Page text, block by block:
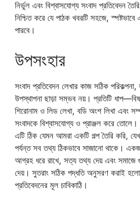
নির্ভুল এবং বিশ্বাসযোগ্য সংবাদ প্রতিবেদন
নিশ্চিত করে যে পাঠক খবরটি সহজে, স্পষ্টভাবে
পারবে।
উপসংহার
সংবাদ প্রতিবেদন লেখার কাজ সঠিক
উপস্থাপনা ছাড়া সম্ভব নয়। প্রতিটি
শিরোনাম ও লিড লেখা, বডি অংশ লিখা এবং
সংবাদকে বিশ্বাসযোগ্য ও প্রাঞ্জল করে তোলে।
এটি ঠিক যেমন আমরা একটি গল্প তৈরি করি,
পর্যন্ত সব তথ্য ঠিকভাবে সাজানো থাকে।
আগ্রহ ধরে রাখে, সত্য তথ্য দেয় এবং সমাজে
দেয়। সুতরাং সঠিক পদ্ধতি অনুসরণ করাই
প্রতিবেদনের মূল চাবিকাঠি।